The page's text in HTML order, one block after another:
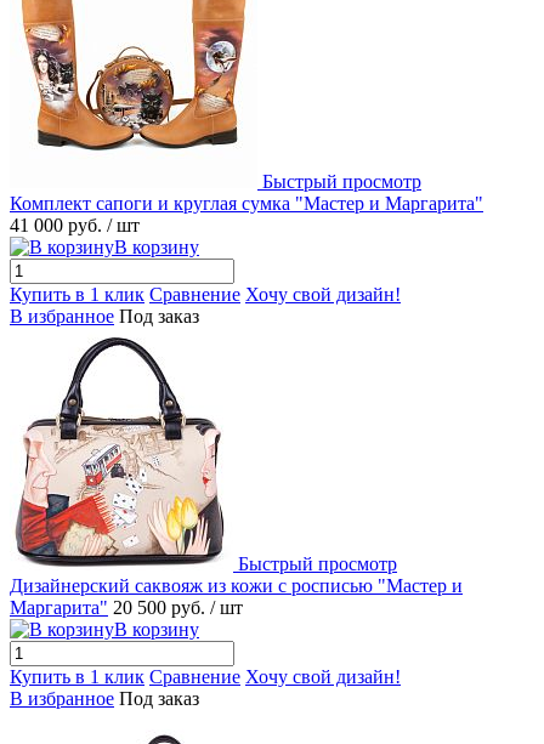
Быстрый просмотр
Комплект сапоги и круглая сумка "Мастер и Маргарита"
41 000 руб. / шт
В корзину
Купить в 1 клик Сравнение Хочу свой дизайн!
В избранное Под заказ
Быстрый просмотр
Дизайнерский саквояж из кожи с росписью "Мастер и
Маргарита" 20 500 руб. / шт
В корзину
Купить в 1 клик Сравнение Хочу свой дизайн!
В избранное Под заказ